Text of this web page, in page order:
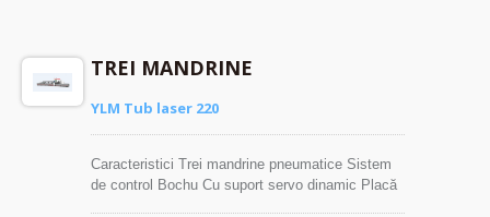
TREI MANDRINE
YLM Tub laser 220
Caracteristici Trei mandrine pneumatice Sistem
de control Bochu Cu suport servo dinamic Placă